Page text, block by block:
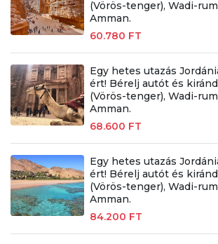
(Vörös-tenger), Wadi-
Amman.
60.780 FT
Egy hetes utazás
ért! Bérelj autót és
(Vörös-tenger), Wadi-
Amman.
68.600 FT
Egy hetes utazás
ért! Bérelj autót és
(Vörös-tenger), Wadi-
Amman.
84.200 FT